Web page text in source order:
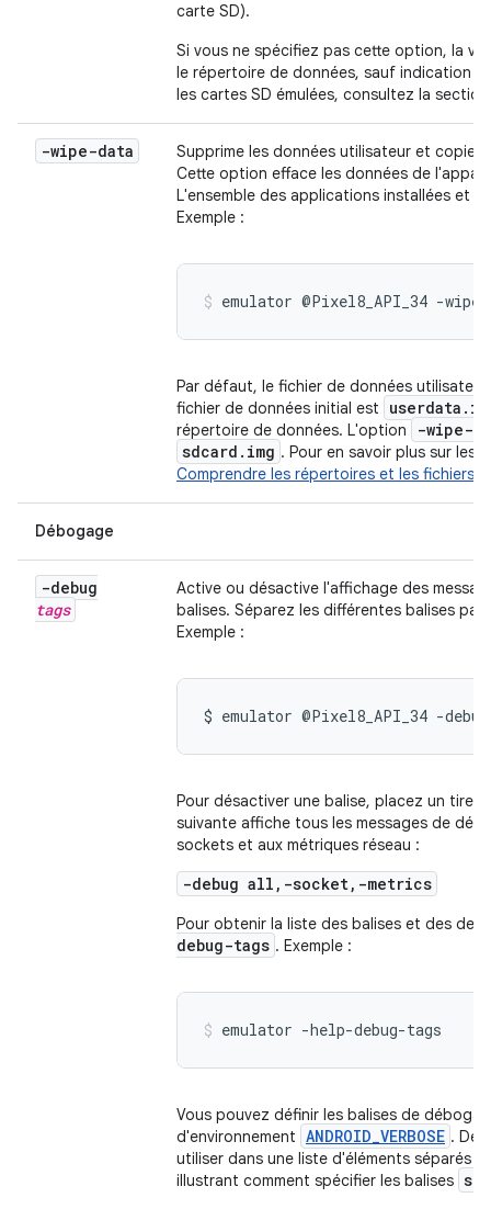
carte SD).
Si vous ne spécifiez pas cette option, la
le répertoire de données, sauf indication
les cartes SD émulées, consultez la
-wipe-data
Supprime les données utilisateur et copie
Cette option efface les données de
L'ensemble des applications installées et
Exemple :
emulator @Pixel8_API_34 -
Par défaut, le fichier de données
fichier de données initial est
répertoire de données. L'option
-wipe-
sdcard.img . Pour en savoir plus sur les
Comprendre les répertoires et les fichiers
Débogage
-debug
tags
Active ou désactive l'affichage des
balises. Séparez les différentes balises
Exemple :
$ emulator @Pixel8_API_34 -
Pour désactiver une balise, placez un tiret
suivante affiche tous les messages de
sockets et aux métriques réseau :
-debug all,-socket,-metrics
Pour obtenir la liste des balises et des
debug-tags . Exemple :
emulator -help-debug-tags
Vous pouvez définir les balises de
d'environnement ANDROID_VERBOSE .
utiliser dans une liste d'éléments séparés
illustrant comment spécifier les balises